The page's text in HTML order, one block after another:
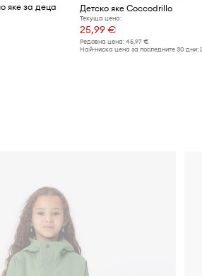
яке за деца Детско яке Coccodrillo
Текуща цена:
25,99 €
Редовна цена:45,97 €
Най-ниска цена за последните 30 дни: